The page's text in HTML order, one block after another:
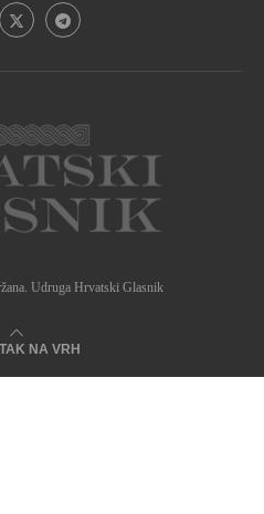
Udruga Hrvatski Glasnik
NA VRH